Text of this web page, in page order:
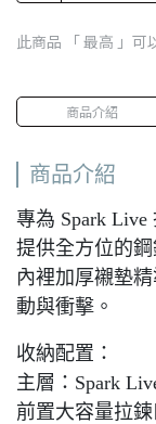
此商品 「 最高 」可
商品介紹
商品介紹
專為 Spark
提供全方位的鋼
內裡加厚襯墊
動與衝擊。
收納配置：
主層：Spark
前置大容量拉